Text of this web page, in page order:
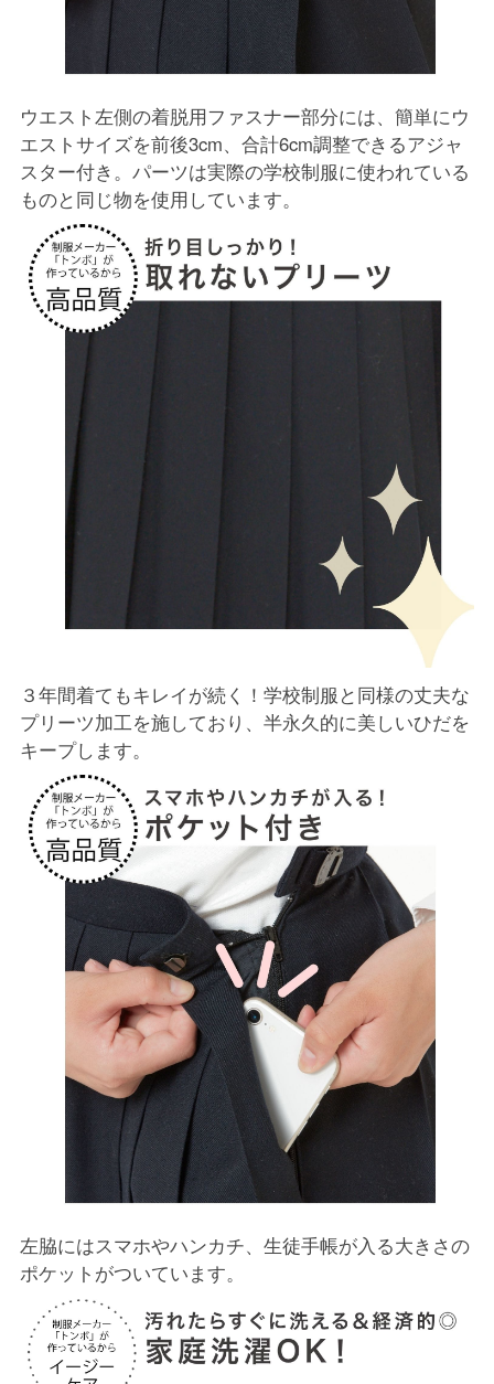
ウエスト左側の着脱用ファスナー部分には、簡単にウ
エストサイズを前後3cm、合計6cm調整できるアジャ
スター付き。パーツは実際の学校制服に使われている
ものと同じ物を使用しています。
３年間着てもキレイが続く！学校制服と同様の丈夫な
プリーツ加工を施しており、半永久的に美しいひだを
キープします。
左脇にはスマホやハンカチ、生徒手帳が入る大きさの
ポケットがついています。